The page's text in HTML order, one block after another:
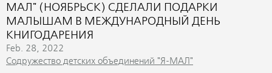
МАЛ" (НОЯБРЬСК) СДЕЛАЛИ ПОДАРКИ
МАЛЫШАМ В МЕЖДУНАРОДНЫЙ ДЕНЬ
КНИГОДАРЕНИЯ
Feb. 28, 2022
Содружество детских объединений "Я-МАЛ"